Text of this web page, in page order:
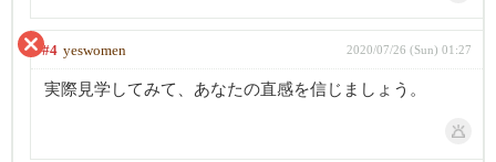
#4 yeswomen 2020/07/26 (Sun) 01:27
実際見学してみて、あなたの直感を信じましょう。